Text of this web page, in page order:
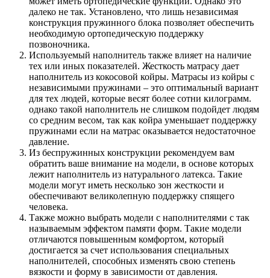
далеко не так. Установлено, что лишь независимая
конструкция пружинного блока позволяет обеспечить
необходимую ортопедическую поддержку
позвоночника.
Используемый наполнитель также влияет на наличие
тех или иных показателей. Жесткость матрасу дает
наполнитель из кокосовой койры. Матрасы из койры с
независимыми пружинами – это оптимальный вариант
для тех людей, которые весят более сотни килограмм.
однако такой наполнитель не слишком подойдет людям
со средним весом, так как койра уменьшает поддержку
пружинами если на матрас оказывается недостаточное
давление.
Из беспружинных конструкции рекомендуем вам
обратить ваше внимание на модели, в основе которых
лежит наполнитель из натурального латекса. Такие
модели могут иметь несколько зон жесткости и
обеспечивают великолепную поддержку спящего
человека.
Также можно выбрать модели с наполнителями с так
называемым эффектом памяти форм. Такие модели
отличаются повышенным комфортом, который
достигается за счет использования специальных
наполнителей, способных изменять свою степень
вязкости и форму в зависимости от давления.